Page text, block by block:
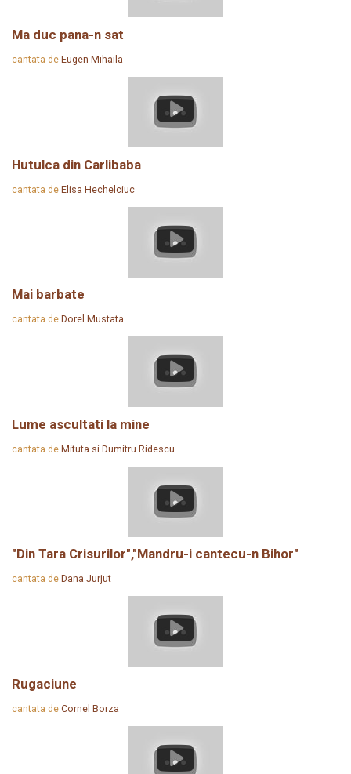
Ma duc pana-n sat
cantata de Eugen Mihaila
Hutulca din Carlibaba
cantata de Elisa Hechelciuc
Mai barbate
cantata de Dorel Mustata
Lume ascultati la mine
cantata de Mituta si Dumitru Ridescu
"Din Tara Crisurilor","Mandru-i cantecu-n Bihor"
cantata de Dana Jurjut
Rugaciune
cantata de Cornel Borza